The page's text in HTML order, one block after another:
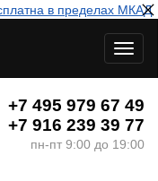
+7 495 979 67 49
+7 916 239 39 77
пн-пт 9:00 до 19:00